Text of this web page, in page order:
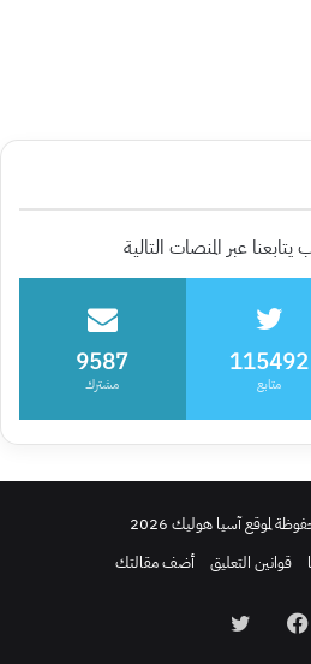
عبر المنصات التالية
115492
متابع
9587
مشترك
لموقع آسيا هوليك 2026
قوانين التعليق أضف مقالتك
فيسبوك